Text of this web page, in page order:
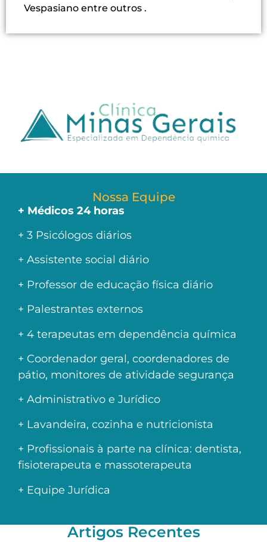
Vespasiano entre outros .
Nossa Equipe
+ Médicos 24 horas
+ 3 Psicólogos diários
+ Assistente social diário
+ Professor de educação física diário
+ Palestrantes externos
+ 4 terapeutas em dependência química
+ Coordenador geral, coordenadores de
pátio, monitores de atividade segurança
+ Administrativo e Jurídico
+ Lavandeira, cozinha e nutricionista
+ Profissionais à parte na clínica: dentista,
fisioterapeuta e massoterapeuta
+ Equipe Jurídica
Artigos Recentes